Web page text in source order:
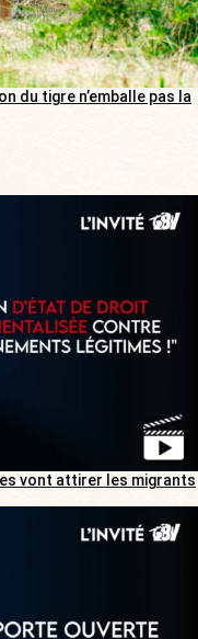
du tigre n’emballe pas la
vont attirer les migrants